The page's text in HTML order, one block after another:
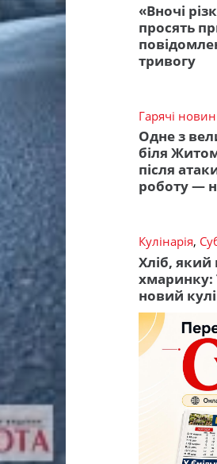
«Вночі
просять
тривогу
Гарячі
Одне з
біля
після
роботу —
Кулінарія,
Хліб, який
хмаринку:
новий